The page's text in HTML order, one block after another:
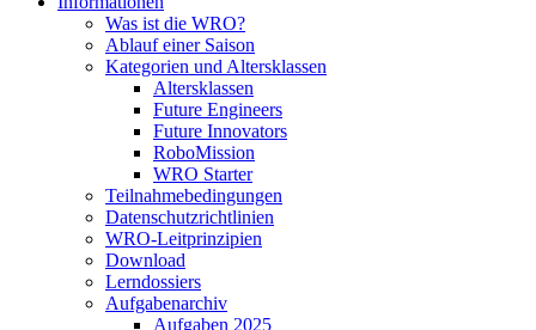
Was ist die WRO?
Ablauf einer Saison
Kategorien und Altersklassen
Altersklassen
Future Engineers
Future Innovators
RoboMission
WRO Starter
Teilnahmebedingungen
Datenschutzrichtlinien
WRO-Leitprinzipien
Download
Lerndossiers
Aufgabenarchiv
Aufgaben 2025